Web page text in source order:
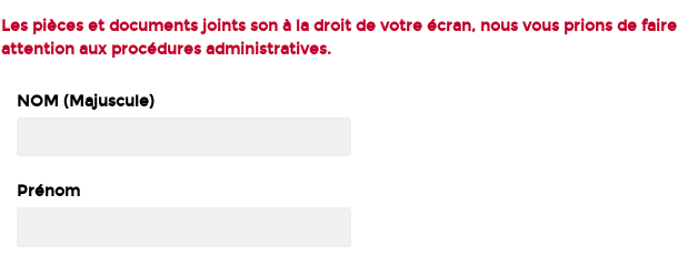
Les pièces et documents joints son à la droit de votre écran, nous vous prions de faire
attention aux procédures administratives.
NOM (Majuscule)
Prénom